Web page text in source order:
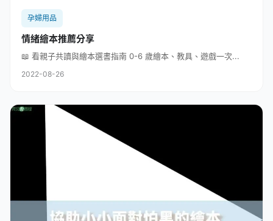
孕婦用品
情緒繪本推薦分享
📖 看親子共讀與繪本選書指南 0-6 歲繪本、教具、遊戲一次...
2022-08-26